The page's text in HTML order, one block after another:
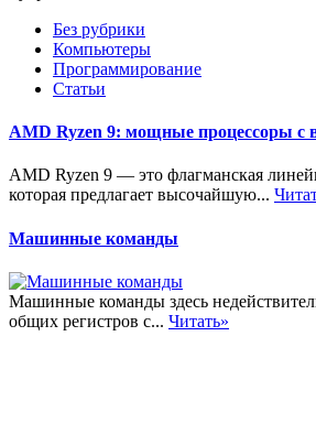
Без рубрики
Компьютеры
Программирование
Статьи
AMD Ryzen 9: мощные процессоры с
AMD Ryzen 9 — это флагманская
которая предлагает высочайшую...
Машинные команды
Машинные команды здесь
общих регистров с... Читать»